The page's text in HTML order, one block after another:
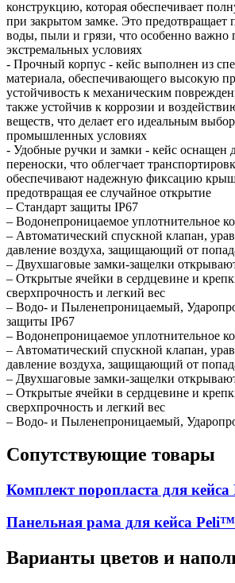
конструкцию, которая обеспечивает
при закрытом замке. Это предотвращает
воды, пыли и грязи, что особенно важно
экстремальных условиях
- Прочный корпус - кейс выполнен из
материала, обеспечивающего высокую
устойчивость к механическим
также устойчив к коррозии и
веществ, что делает его идеальным
промышленных условиях
- Удобные ручки и замки - кейс оснащен
переноски, что облегчает
обеспечивают надежную фиксацию
предотвращая ее случайное открытие
– Стандарт защиты IP67
– Водонепроницаемое уплотнительное
– Автоматический спускной клапан,
давление воздуха, защищающий от
– Двухшаговые замки-защелки
– Открытые ячейки в сердцевине и
сверхпрочность и легкий вес
– Водо- и Пыленепроницаемый,
защиты IP67
– Водонепроницаемое уплотнительное
– Автоматический спускной клапан,
давление воздуха, защищающий от
– Двухшаговые замки-защелки
– Открытые ячейки в сердцевине и
сверхпрочность и легкий вес
– Водо- и Пыленепроницаемый,
Сопутствующие товары
Комплект поропласта для
Панельная рама для кейса
Варианты цветов и